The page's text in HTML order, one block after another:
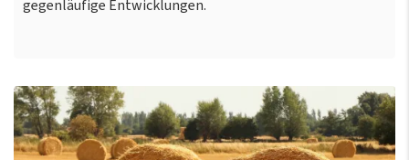
gegenläufige Entwicklungen.